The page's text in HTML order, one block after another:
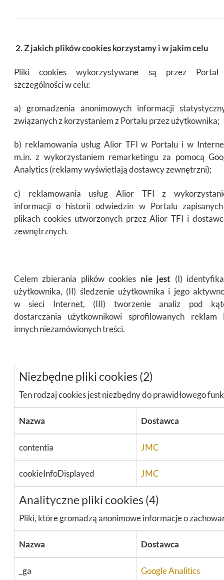
2. Z jakich plików cookies korzystamy i w jakim celu
Pliki cookies wykorzystywane są przez
szczególności w celu:
a) gromadzenia anonimowych informacji
związanych z korzystaniem z Portalu przez użytkownika;
b) reklamowania usług Alior TFI w Portalu i w
m.in. z wykorzystaniem remarketingu za pomocą
Analytics (reklamy wyświetlają dostawcy zewnętrzni);
c) reklamowania usług Alior TFI z
informacji o historii odwiedzin w Portalu
plikach cookies utworzonych przez Alior TFI i
zewnętrznych.
Celem zbierania plików cookies nie jest (I)
użytkownika, (II) śledzenie użytkownika i jego
w sieci Internet, (III) tworzenie analiz pod
dostarczania użytkownikowi sprofilowanych reklam
innych niezamówionych treści.
Niezbędne pliki cookies (2)
Ten rodzaj cookies jest niezbędny do prawidłowego
Nazwa Dostawca
contentia JMC
cookieInfoDisplayed JMC
Analityczne pliki cookies (4)
Pliki, które gromadzą anonimowe informacje o
Nazwa Dostawca
_ga Google Analitics